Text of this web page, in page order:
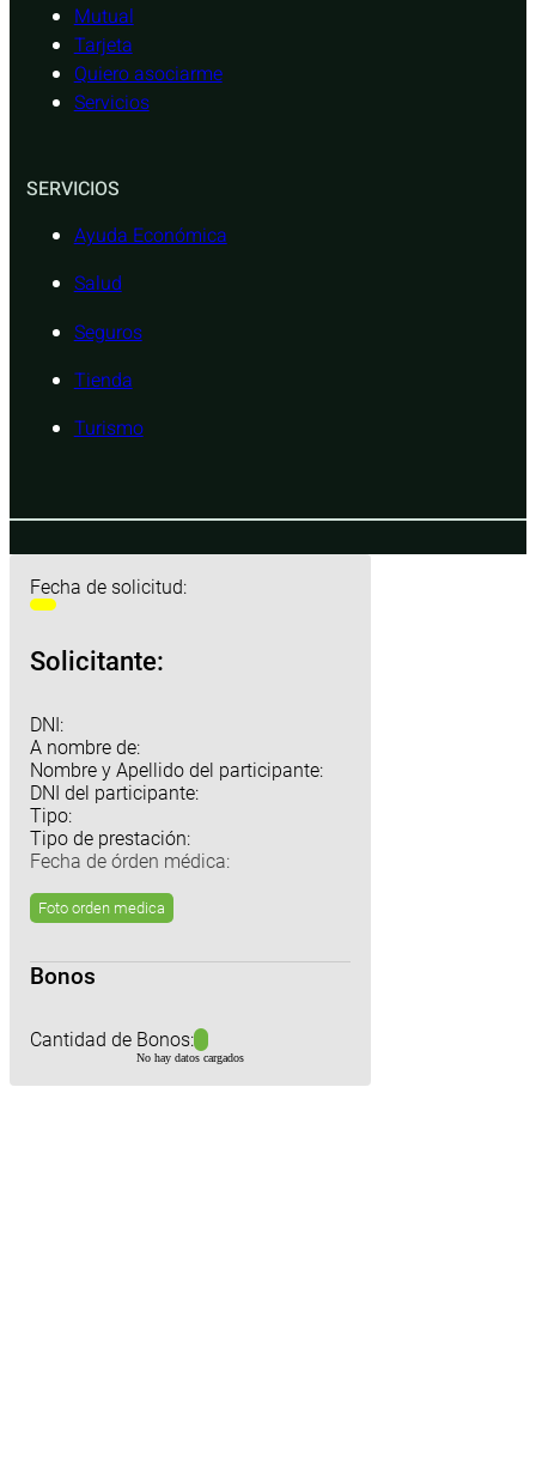
Mutual
Tarjeta
Quiero asociarme
Servicios
SERVICIOS
Ayuda Económica
Salud
Seguros
Tienda
Turismo
Fecha de solicitud:
Solicitante:
DNI:
A nombre de:
Nombre y Apellido del participante:
DNI del participante:
Tipo:
Tipo de prestación:
Fecha de órden médica:
Foto orden medica
Bonos
Cantidad de Bonos:
No hay datos cargados